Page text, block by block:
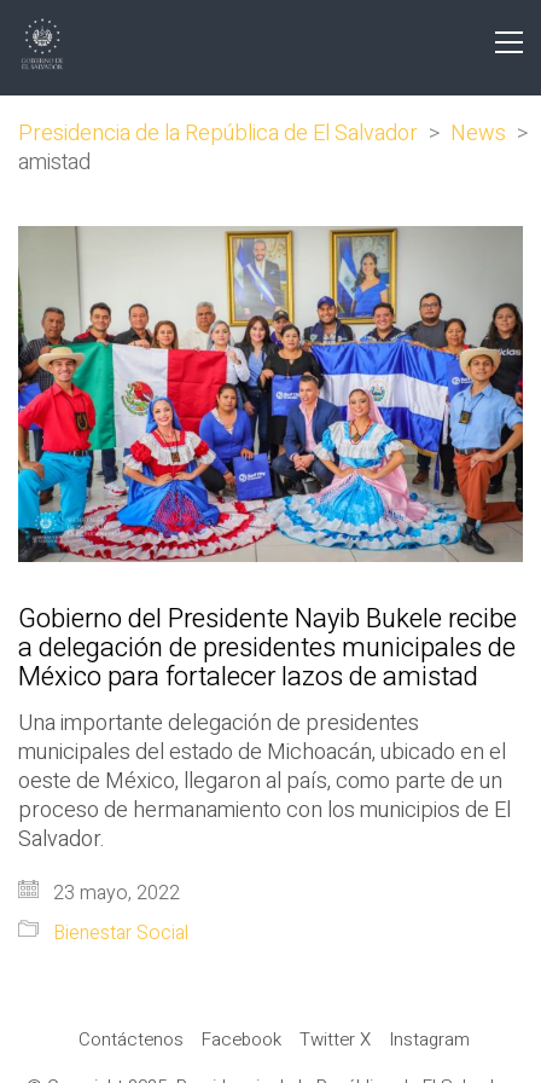
Presidencia de la República de El Salvador > News >
amistad
Gobierno del Presidente Nayib Bukele recibe
a delegación de presidentes municipales de
México para fortalecer lazos de amistad
Una importante delegación de presidentes
municipales del estado de Michoacán, ubicado en el
oeste de México, llegaron al país, como parte de un
proceso de hermanamiento con los municipios de El
Salvador.
23 mayo, 2022
Bienestar Social
Contáctenos Facebook Twitter X
Instagram